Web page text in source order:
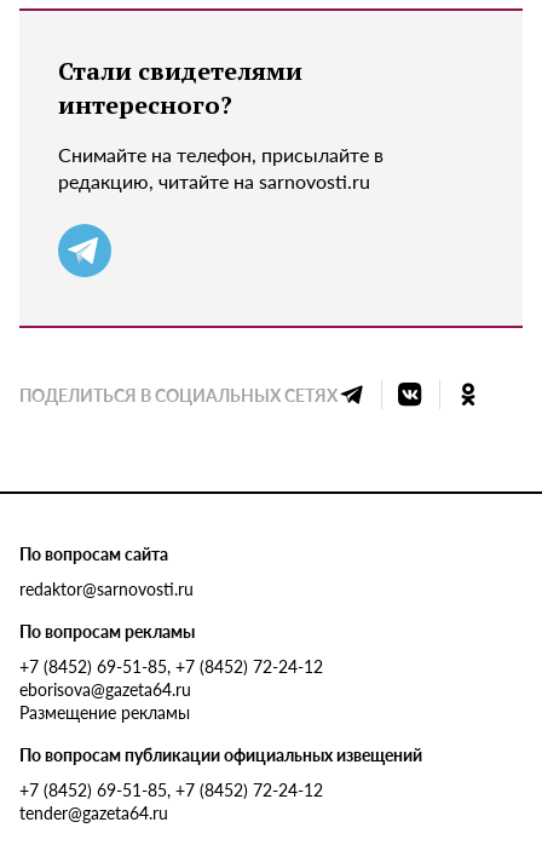
Стали свидетелями
интересного?
Снимайте на телефон, присылайте в
редакцию, читайте на sarnovosti.ru
ПОДЕЛИТЬСЯ В СОЦИАЛЬНЫХ СЕТЯХ
По вопросам сайта
redaktor@sarnovosti.ru
По вопросам рекламы
+7 (8452) 69-51-85, +7 (8452) 72-24-12
eborisova@gazeta64.ru
Размещение рекламы
По вопросам публикации официальных извещений
+7 (8452) 69-51-85, +7 (8452) 72-24-12
tender@gazeta64.ru